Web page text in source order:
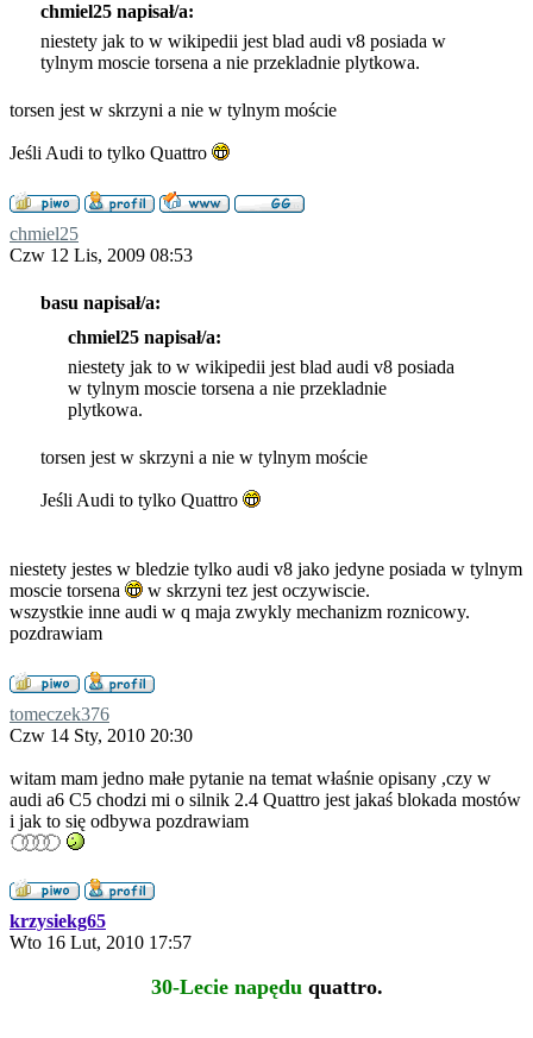
chmiel25 napisał/a:
niestety jak to w wikipedii jest blad audi v8 posiada w
tylnym moscie torsena a nie przekladnie plytkowa.
torsen jest w skrzyni a nie w tylnym moście
Jeśli Audi to tylko Quattro
chmiel25
Czw 12 Lis, 2009 08:53
basu napisał/a:
chmiel25 napisał/a:
niestety jak to w wikipedii jest blad audi v8 posiada
w tylnym moscie torsena a nie przekladnie
plytkowa.
torsen jest w skrzyni a nie w tylnym moście
Jeśli Audi to tylko Quattro
niestety jestes w bledzie tylko audi v8 jako jedyne posiada w tylnym
moscie torsena
w skrzyni tez jest oczywiscie.
wszystkie inne audi w q maja zwykly mechanizm roznicowy.
pozdrawiam
tomeczek376
Czw 14 Sty, 2010 20:30
witam mam jedno małe pytanie na temat właśnie opisany ,czy w
audi a6 C5 chodzi mi o silnik 2.4 Quattro jest jakaś blokada mostów
i jak to się odbywa pozdrawiam
krzysiekg65
Wto 16 Lut, 2010 17:57
30-Lecie napęduquattro.